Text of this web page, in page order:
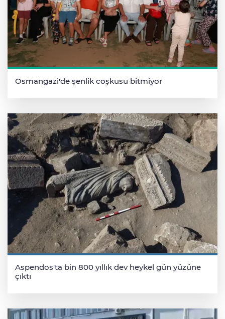
Osmangazi'de şenlik coşkusu bitmiyor
Aspendos'ta bin 800 yıllık dev heykel gün yüzüne
çıktı